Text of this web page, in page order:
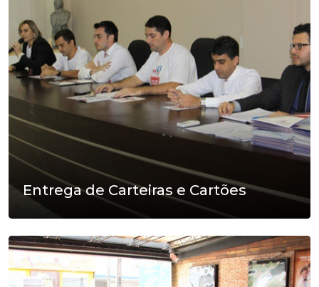
Entrega de Carteiras e Cartões